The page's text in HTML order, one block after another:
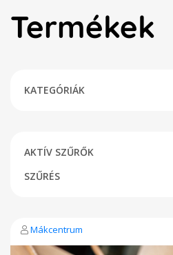
Termékek
KATEGÓRIÁK
AKTÍV SZŰRŐK
SZŰRÉS
Mákcentrum